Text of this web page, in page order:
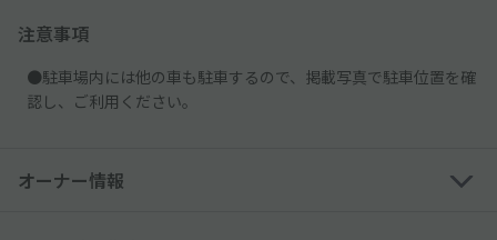
注意事項
●駐車場内には他の車も駐車するので、掲載写真で駐車位置を確
認し、ご利用ください。
オーナー情報